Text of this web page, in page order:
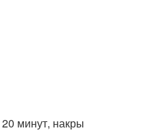
минут, накры